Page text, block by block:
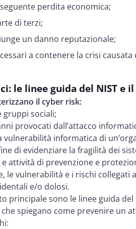
perdita economica;
di terzi;
un danno reputazionale;
a contenere la crisi causata
le linee guida del NIST e il
il cyber risk:
sociali;
provocati dall’attacco
informatica di
di evidenziare la fragilità dei
attività di prevenzione e
le vulnerabilità e i rischi collegati
e/o dolosi.
principale sono le linee guida del
che spiegano come prevenire un